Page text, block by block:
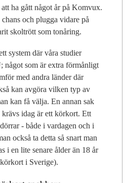
ha gått något år på Komvux.
och plugga vidare på
skoltrött som tonåring.
system där våra studier
något som är extra förmånligt
med andra länder där
kan avgöra vilken typ av
kan få välja. En annan sak
idag är ett körkort. Ett
- både i vardagen och i
också ta detta så snart man
i en lite senare ålder än 18 år
i Sverige).